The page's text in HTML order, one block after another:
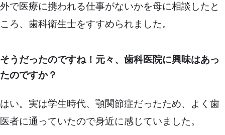
外で医療に携われる仕事がないかを母に相談したと
ころ、歯科衛生士をすすめられました。
そうだったのですね！元々、歯科医院に興味はあっ
たのですか？
はい。実は学生時代、顎関節症だったため、よく歯
医者に通っていたので身近に感じていました。